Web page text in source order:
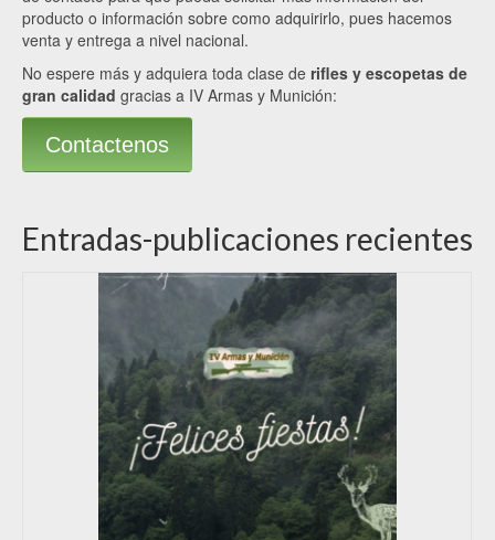
producto o información sobre como adquirirlo, pues hacemos
venta y entrega a nivel nacional.
No espere más y adquiera toda clase de rifles y escopetas de
gran calidad gracias a IV Armas y Munición:
Contactenos
Entradas-publicaciones recientes